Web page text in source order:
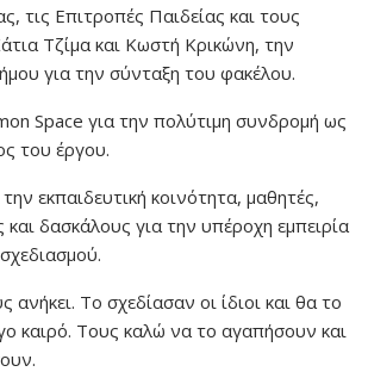
τις Επιτροπές Παιδείας και τους
Τζίμα και Κωστή Κρικώνη, την
για την σύνταξη του φακέλου.
Space για την πολύτιμη συνδρομή ως
του έργου.
εκπαιδευτική κοινότητα, μαθητές,
και δασκάλους για την υπέροχη εμπειρία
ανήκει. Το σχεδίασαν οι ίδιοι και θα το
καιρό. Τους καλώ να το αγαπήσουν και